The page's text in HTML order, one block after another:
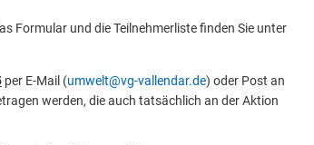
Formular und die Teilnehmerliste finden Sie unter
per E-Mail (umwelt@vg-vallendar.de) oder Post an
werden, die auch tatsächlich an der Aktion